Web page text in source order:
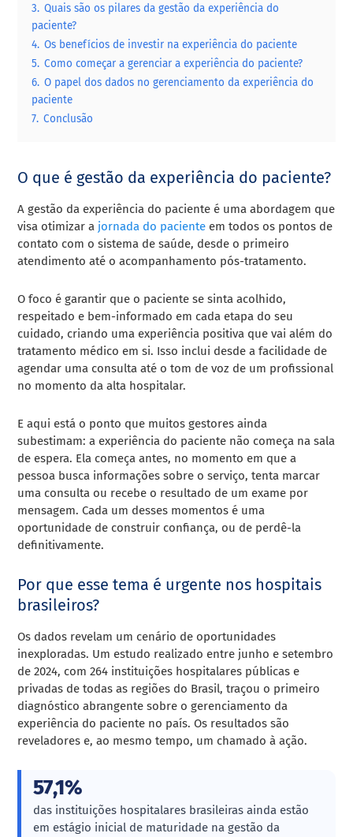
3. Quais são os pilares da gestão da experiência do
paciente?
4. Os benefícios de investir na experiência do paciente
5. Como começar a gerenciar a experiência do paciente?
6. O papel dos dados no gerenciamento da experiência do
paciente
7. Conclusão
O que é gestão da experiência do paciente?
A gestão da experiência do paciente é uma abordagem que
visa otimizar a jornada do paciente em todos os pontos de
contato com o sistema de saúde, desde o primeiro
atendimento até o acompanhamento pós-tratamento.
O foco é garantir que o paciente se sinta acolhido,
respeitado e bem-informado em cada etapa do seu
cuidado, criando uma experiência positiva que vai além do
tratamento médico em si. Isso inclui desde a facilidade de
agendar uma consulta até o tom de voz de um profissional
no momento da alta hospitalar.
E aqui está o ponto que muitos gestores ainda
subestimam: a experiência do paciente não começa na sala
de espera. Ela começa antes, no momento em que a
pessoa busca informações sobre o serviço, tenta marcar
uma consulta ou recebe o resultado de um exame por
mensagem. Cada um desses momentos é uma
oportunidade de construir confiança, ou de perdê-la
definitivamente.
Por que esse tema é urgente nos hospitais
brasileiros?
Os dados revelam um cenário de oportunidades
inexploradas. Um estudo realizado entre junho e setembro
de 2024, com 264 instituições hospitalares públicas e
privadas de todas as regiões do Brasil, traçou o primeiro
diagnóstico abrangente sobre o gerenciamento da
experiência do paciente no país. Os resultados são
reveladores e, ao mesmo tempo, um chamado à ação.
57,1%
das instituições hospitalares brasileiras ainda estão
em estágio inicial de maturidade na gestão da